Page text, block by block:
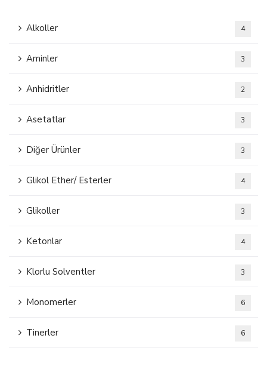
Alkoller 4
Aminler 3
Anhidritler 2
Asetatlar 3
Diğer Ürünler 3
Glikol Ether/ Esterler 4
Glikoller 3
Ketonlar 4
Klorlu Solventler 3
Monomerler 6
Tinerler 6